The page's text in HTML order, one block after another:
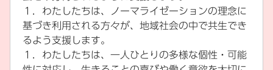
１．わたしたちは、ノーマライゼーションの理念に
基づき利用される方々が、地域社会の中で共生でき
るよう支援します。
１．わたしたちは、一人ひとりの多様な個性・可能